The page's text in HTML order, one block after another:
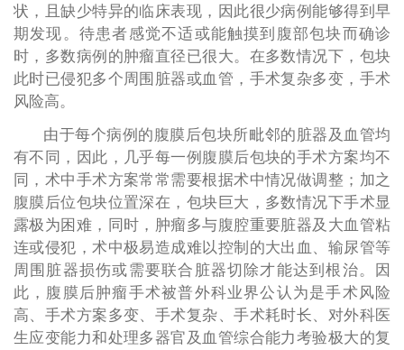
状，且缺少特异的临床表现，因此很少病例能够得到早
期发现。待患者感觉不适或能触摸到腹部包块而确诊
时，多数病例的肿瘤直径已很大。在多数情况下，包块
此时已侵犯多个周围脏器或血管，手术复杂多变，手术
风险高。
由于每个病例的腹膜后包块所毗邻的脏器及血管均
有不同，因此，几乎每一例腹膜后包块的手术方案均不
同，术中手术方案常常需要根据术中情况做调整；加之
腹膜后位包块位置深在，包块巨大，多数情况下手术显
露极为困难，同时，肿瘤多与腹腔重要脏器及大血管粘
连或侵犯，术中极易造成难以控制的大出血、输尿管等
周围脏器损伤或需要联合脏器切除才能达到根治。因
此，腹膜后肿瘤手术被普外科业界公认为是手术风险
高、手术方案多变、手术复杂、手术耗时长、对外科医
生应变能力和处理多器官及血管综合能力考验极大的复